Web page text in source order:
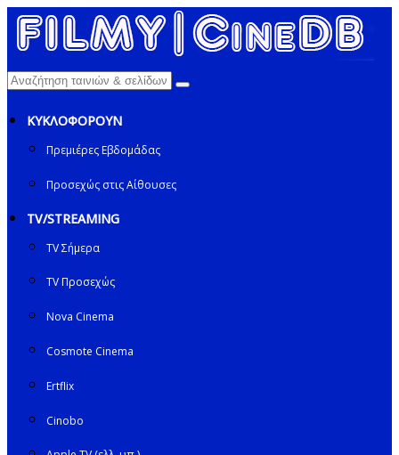
ΚΥΚΛΟΦΟΡΟΥΝ
Πρεμιέρες Εβδομάδας
Προσεχώς στις Αίθουσες
TV/STREAMING
TV Σήμερα
TV Προσεχώς
Nova Cinema
Cosmote Cinema
Ertflix
Cinobo